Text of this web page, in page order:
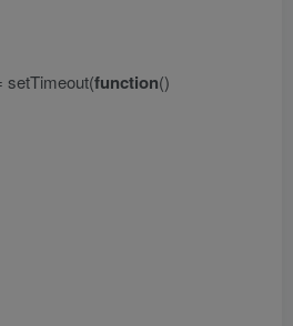
function()